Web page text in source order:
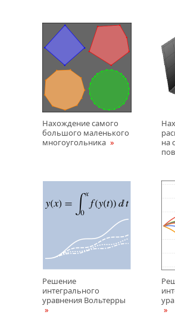
Нахождение самого
большого маленького
многоугольника
на
Решение
интегрального
уравнения Вольтерры